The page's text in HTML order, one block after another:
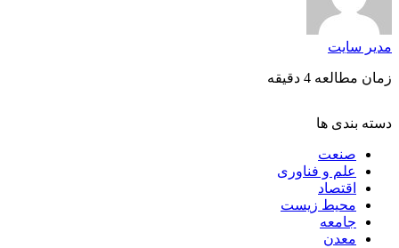
مدیر سایت
زمان مطالعه 4 دقیقه
دسته بندی ها
صنعت
علم و فناوری
اقتصاد
محیط زیست
جامعه
معدن